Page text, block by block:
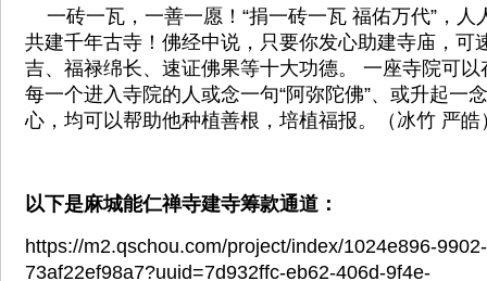
一砖一瓦，一善一愿！“捐一砖一瓦 福佑万代”，人
共建千年古寺！佛经中说，只要你发心助建寺庙，可
吉、福禄绵长、速证佛果等十大功德。 一座寺院可
每一个进入寺院的人或念一句“阿弥陀佛”、或升起一
心，均可以帮助他种植善根，培植福报。
（冰竹 严皓
以下是麻城能仁禅寺建寺筹款通道：
https://m2.qschou.com/project/index/1024e896-
73af22ef98a7?uuid=7d932ffc-eb62-406d-9f4e-